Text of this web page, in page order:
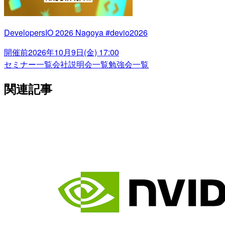
DevelopersIO 2026 Nagoya #devio2026
開催前2026年10月9日(金) 17:00
セミナー一覧会社説明会一覧勉強会一覧
関連記事